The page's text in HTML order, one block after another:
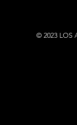
© 2023 LOS